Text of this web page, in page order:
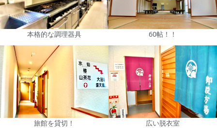
本格的な調理器具 60帖！！
旅館を貸切！ 広い脱衣室